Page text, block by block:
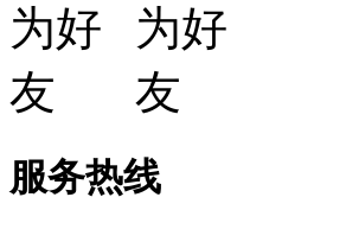
服务热线